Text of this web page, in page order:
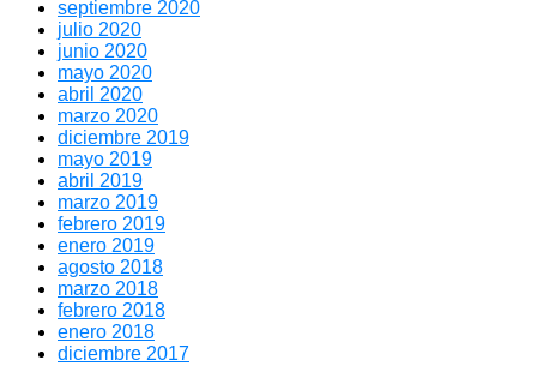
septiembre 2020
julio 2020
junio 2020
mayo 2020
abril 2020
marzo 2020
diciembre 2019
mayo 2019
abril 2019
marzo 2019
febrero 2019
enero 2019
agosto 2018
marzo 2018
febrero 2018
enero 2018
diciembre 2017